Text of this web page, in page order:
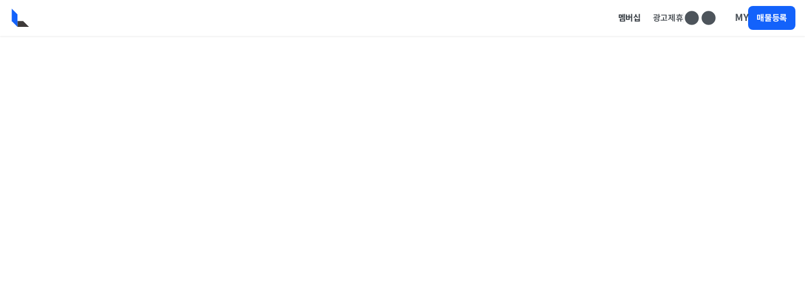
멤버십 광고제휴 MY 매물등록